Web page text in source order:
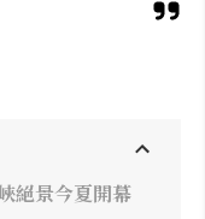
絕景今夏開幕